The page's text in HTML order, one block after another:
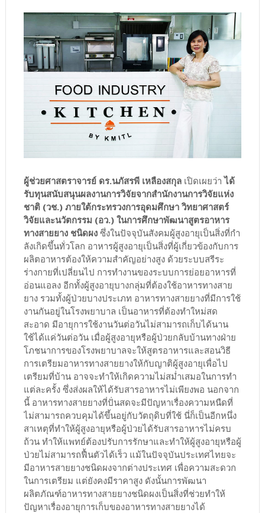
ผู้ช่วยศาสตราจารย์ ดร.นภัสรพี เหลืองสกุลเปิดเผยว่าได้
รับทุนสนับสนุนผลงานการวิจัยจากสำนักงานการวิจัยแห่ง
ชาติ (วช.) ภายใต้กระทรวงการอุดมศึกษา วิทยาศาสตร์
วิจัยและนวัตกรรม (อว.) ในการศึกษาพัฒนาสูตรอาหาร
ทางสายยาง ชนิดผงซึ่งในปัจจุบันสังคมผู้สูงอายุเป็นสิ่งที่กํา
ลังเกิดขึ้นทั่วโลก อาหารผู้สูงอายุเป็นสิ่งที่ผู้เกี่ยวข้องกับการ
ผลิตอาหารต้องให้ความสําคัญอย่างสูง ด้วยระบบสรีระ
ร่างกายที่เปลี่ยนไป การทํางานของระบบการย่อยอาหารที่
อ่อนแอลง อีกทั้งผู้สูงอายุบางกลุ่มที่ต้องใช้อาหารทางสาย
ยาง รวมทั้งผู้ป่วยบางประเภท อาหารทางสายยางที่มีการใช้
งานกันอยู่ในโรงพยาบาล เป็นอาหารที่ต้องทําใหม่สด
สะอาด มีอายุการใช้งานวันต่อวันไม่สามารถเก็บได้นาน
ใช้ได้แค่วันต่อวัน เมื่อผู้สูงอายุหรือผู้ป่วยกลับบ้านทางฝ่าย
โภชนาการของโรงพยาบาลจะให้สูตรอาหารและสอนวิธี
การเตรียมอาหารทางสายยางให้กับญาติผู้สูงอายุเพื่อไป
เตรียมที่บ้าน อาจจะทําให้เกิดความไม่สม่ำเสมอในการทํา
แต่ละครั้ง ซึ่งส่งผลให้ได้รับสารอาหารไม่เพียงพอ นอกจาก
นี้ อาหารทางสายยางที่ปั่นสดจะมีปัญหาเรื่องความหนืดที่
ไม่สามารถควบคุมได้ขึ้นอยู่กับวัตถุดิบที่ใช้ นี่ก็เป็นอีกหนึ่ง
สาเหตุที่ทําให้ผู้สูงอายุหรือผู้ป่วยได้รับสารอาหารไม่ครบ
ถ้วน ทําให้แพทย์ต้องปรับการรักษาและทําให้ผู้สูงอายุหรือผู้
ป่วยไม่สามารถฟื้นตัวได้เร็ว แม้ในปัจจุบันประเทศไทยจะ
มีอาหารสายยางชนิดผงจากต่างประเทศ เพื่อความสะดวก
ในการเตรียม แต่ยังคงมีราคาสูง ดังนั้นการพัฒนา
ผลิตภัณฑ์อาหารทางสายยางชนิดผงเป็นสิ่งที่ช่วยทําให้
ปัญหาเรื่องอายุการเก็บของอาหารทางสายยางได้